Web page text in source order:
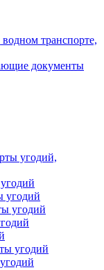
транспорте,
документы
угодий,
угодий
угодий
угодий